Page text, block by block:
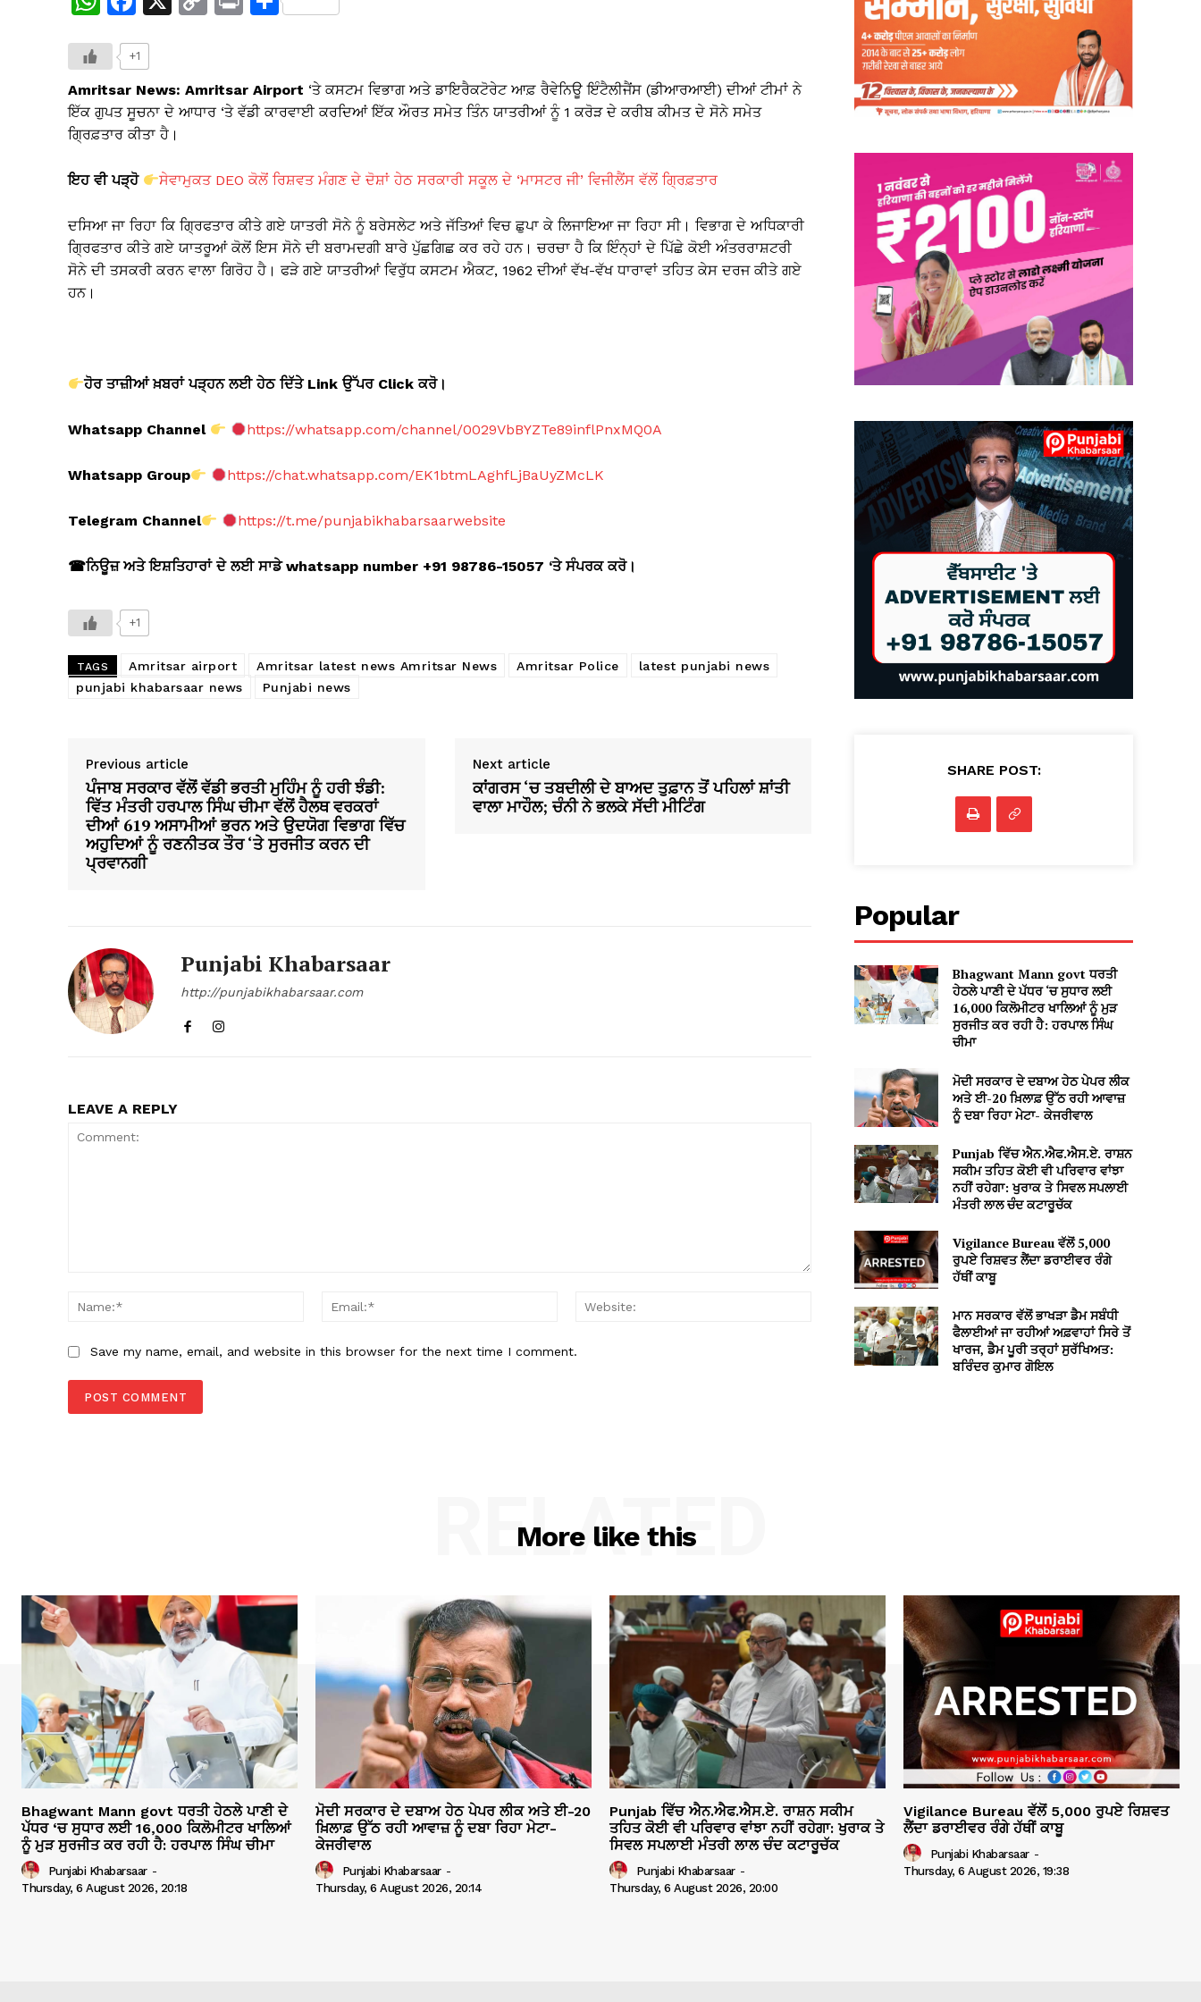
at
s
A
p
p
c
e
b
o
o
y
Li
k
e
+1
Amritsar News: Amritsar Airport ‘ਤੇ ਕਸਟਮ ਵਿਭਾਗ ਅਤੇ ਡਾਇਰੈਕਟੋਰੇਟ ਆਫ਼ ਰੈਵੇਨਿਊ ਇੰਟੈਲੀਜੈਂਸ (ਡੀਆਰਆਈ) ਦੀਆਂ ਟੀਮਾਂ ਨੇ
ਇੱਕ ਗੁਪਤ ਸੂਚਨਾ ਦੇ ਆਧਾਰ ‘ਤੇ ਵੱਡੀ ਕਾਰਵਾਈ ਕਰਦਿਆਂ ਇੱਕ ਔਰਤ ਸਮੇਤ ਤਿੰਨ ਯਾਤਰੀਆਂ ਨੂੰ 1 ਕਰੋੜ ਦੇ ਕਰੀਬ ਕੀਮਤ ਦੇ ਸੋਨੇ ਸਮੇਤ
ਗ੍ਰਿਫ਼ਤਾਰ ਕੀਤਾ ਹੈ।
ਇਹ ਵੀ ਪੜ੍ਹੋ ਸੇਵਾਮੁਕਤ DEO ਕੋਲੋਂ ਰਿਸ਼ਵਤ ਮੰਗਣ ਦੇ ਦੋਸ਼ਾਂ ਹੇਠ ਸਰਕਾਰੀ ਸਕੂਲ ਦੇ ‘ਮਾਸਟਰ ਜੀ’ ਵਿਜੀਲੈਂਸ ਵੱਲੋਂ ਗ੍ਰਿਫ਼ਤਾਰ
ਦਸਿਆ ਜਾ ਰਿਹਾ ਕਿ ਗ੍ਰਿਫਤਾਰ ਕੀਤੇ ਗਏ ਯਾਤਰੀ ਸੋਨੇ ਨੂੰ ਬਰੇਸਲੇਟ ਅਤੇ ਜੱਤਿਆਂ ਵਿਚ ਛੁਪਾ ਕੇ ਲਿਜਾਇਆ ਜਾ ਰਿਹਾ ਸੀ। ਵਿਭਾਗ ਦੇ ਅਧਿਕਾਰੀ
ਗ੍ਰਿਫਤਾਰ ਕੀਤੇ ਗਏ ਯਾਤਰੂਆਂ ਕੋਲੋਂ ਇਸ ਸੋਨੇ ਦੀ ਬਰਾਮਦਗੀ ਬਾਰੇ ਪੁੱਛਗਿਛ ਕਰ ਰਹੇ ਹਨ। ਚਰਚਾ ਹੈ ਕਿ ਇੰਨ੍ਹਾਂ ਦੇ ਪਿੱਛੇ ਕੋਈ ਅੰਤਰਰਾਸ਼ਟਰੀ
ਸੋਨੇ ਦੀ ਤਸਕਰੀ ਕਰਨ ਵਾਲਾ ਗਿਰੋਹ ਹੈ। ਫੜੇ ਗਏ ਯਾਤਰੀਆਂ ਵਿਰੁੱਧ ਕਸਟਮ ਐਕਟ, 1962 ਦੀਆਂ ਵੱਖ-ਵੱਖ ਧਾਰਾਵਾਂ ਤਹਿਤ ਕੇਸ ਦਰਜ ਕੀਤੇ ਗਏ
ਹਨ।
ਹੋਰ ਤਾਜ਼ੀਆਂ ਖ਼ਬਰਾਂ ਪੜ੍ਹਨ ਲਈ ਹੇਠ ਦਿੱਤੇ Linkਉੱਪਰ Clickਕਰੋ।
Whatsapp Channel https://whatsapp.com/channel/0029VbBYZTe89inflPnxMQ0A
Whatsapp Group https://chat.whatsapp.com/EK1btmLAghfLjBaUyZMcLK
Telegram Channel https://t.me/punjabikhabarsaarwebsite
☎ਨਿਊਜ਼ ਅਤੇ ਇਸ਼ਤਿਹਾਰਾਂ ਦੇ ਲਈ ਸਾਡੇ whatsapp number +91 98786-15057 ‘ਤੇ ਸੰਪਰਕ ਕਰੋ।
+1
TAGS Amritsar airport Amritsar latest news Amritsar News Amritsar Police
latest punjabi news
punjabi khabarsaar news
Punjabi news
Previous article
ਪੰਜਾਬ ਸਰਕਾਰ ਵੱਲੋਂ ਵੱਡੀ ਭਰਤੀ ਮੁਹਿੰਮ ਨੂੰ ਹਰੀ ਝੰਡੀ:
ਵਿੱਤ ਮੰਤਰੀ ਹਰਪਾਲ ਸਿੰਘ ਚੀਮਾ ਵੱਲੋਂ ਹੈਲਥ ਵਰਕਰਾਂ
ਦੀਆਂ 619 ਅਸਾਮੀਆਂ ਭਰਨ ਅਤੇ ਉਦਯੋਗ ਵਿਭਾਗ ਵਿੱਚ
ਅਹੁਦਿਆਂ ਨੂੰ ਰਣਨੀਤਕ ਤੌਰ ‘ਤੇ ਸੁਰਜੀਤ ਕਰਨ ਦੀ
ਪ੍ਰਵਾਨਗੀ
Next article
ਕਾਂਗਰਸ ‘ਚ ਤਬਦੀਲੀ ਦੇ ਬਾਅਦ ਤੁਫ਼ਾਨ ਤੋਂ ਪਹਿਲਾਂ ਸ਼ਾਂਤੀ
ਵਾਲਾ ਮਾਹੌਲ; ਚੰਨੀ ਨੇ ਭਲਕੇ ਸੱਦੀ ਮੀਟਿੰਗ
Punjabi Khabarsaar
http://punjabikhabarsaar.com
LEAVE A REPLY
Name:*
Email:*
Save my name, email, and website in this browser for the next time I comment.
SHARE POST:
Popular
Bhagwant Mann govt ਧਰਤੀ
ਹੇਠਲੇ ਪਾਣੀ ਦੇ ਪੱਧਰ ‘ਚ ਸੁਧਾਰ ਲਈ
16,000 ਕਿਲੋਮੀਟਰ ਖਾਲਿਆਂ ਨੂੰ ਮੁੜ
ਸੁਰਜੀਤ ਕਰ ਰਹੀ ਹੈ: ਹਰਪਾਲ ਸਿੰਘ
ਚੀਮਾ
ਮੋਦੀ ਸਰਕਾਰ ਦੇ ਦਬਾਅ ਹੇਠ ਪੇਪਰ ਲੀਕ
ਅਤੇ ਈ-20 ਖ਼ਿਲਾਫ਼ ਉੱਠ ਰਹੀ ਆਵਾਜ਼
ਨੂੰ ਦਬਾ ਰਿਹਾ ਮੇਟਾ- ਕੇਜਰੀਵਾਲ
Punjab ਵਿੱਚ ਐਨ.ਐਫ.ਐਸ.ਏ. ਰਾਸ਼ਨ
ਸਕੀਮ ਤਹਿਤ ਕੋਈ ਵੀ ਪਰਿਵਾਰ ਵਾਂਝਾ
ਨਹੀਂ ਰਹੇਗਾ: ਖੁਰਾਕ ਤੇ ਸਿਵਲ ਸਪਲਾਈ
ਮੰਤਰੀ ਲਾਲ ਚੰਦ ਕਟਾਰੂਚੱਕ
Vigilance Bureau ਵੱਲੋਂ 5,000
ਰੁਪਏ ਰਿਸ਼ਵਤ ਲੈਂਦਾ ਡਰਾਈਵਰ ਰੰਗੇ
ਹੱਥੀਂ ਕਾਬੂ
ਮਾਨ ਸਰਕਾਰ ਵੱਲੋਂ ਭਾਖੜਾ ਡੈਮ ਸਬੰਧੀ
ਫੈਲਾਈਆਂ ਜਾ ਰਹੀਆਂ ਅਫ਼ਵਾਹਾਂ ਸਿਰੇ ਤੋਂ
ਖਾਰਜ, ਡੈਮ ਪੂਰੀ ਤਰ੍ਹਾਂ ਸੁਰੱਖਿਅਤ:
ਬਰਿੰਦਰ ਕੁਮਾਰ ਗੋਇਲ
More like this
RELATED
Bhagwant Mann govt ਧਰਤੀ ਹੇਠਲੇ ਪਾਣੀ ਦੇ
ਪੱਧਰ ‘ਚ ਸੁਧਾਰ ਲਈ 16,000 ਕਿਲੋਮੀਟਰ ਖਾਲਿਆਂ
ਨੂੰ ਮੁੜ ਸੁਰਜੀਤ ਕਰ ਰਹੀ ਹੈ: ਹਰਪਾਲ ਸਿੰਘ ਚੀਮਾ
Punjabi Khabarsaar -
Thursday, 6 August 2026, 20:18
ਮੋਦੀ ਸਰਕਾਰ ਦੇ ਦਬਾਅ ਹੇਠ ਪੇਪਰ ਲੀਕ ਅਤੇ ਈ-20
ਖ਼ਿਲਾਫ਼ ਉੱਠ ਰਹੀ ਆਵਾਜ਼ ਨੂੰ ਦਬਾ ਰਿਹਾ ਮੇਟਾ-
ਕੇਜਰੀਵਾਲ
Punjabi Khabarsaar -
Thursday, 6 August 2026, 20:14
Punjab ਵਿੱਚ ਐਨ.ਐਫ.ਐਸ.ਏ. ਰਾਸ਼ਨ ਸਕੀਮ
ਤਹਿਤ ਕੋਈ ਵੀ ਪਰਿਵਾਰ ਵਾਂਝਾ ਨਹੀਂ ਰਹੇਗਾ: ਖੁਰਾਕ ਤੇ
ਸਿਵਲ ਸਪਲਾਈ ਮੰਤਰੀ ਲਾਲ ਚੰਦ ਕਟਾਰੂਚੱਕ
Punjabi Khabarsaar -
Thursday, 6 August 2026, 20:00
Vigilance Bureau ਵੱਲੋਂ 5,000 ਰੁਪਏ ਰਿਸ਼ਵਤ
ਲੈਂਦਾ ਡਰਾਈਵਰ ਰੰਗੇ ਹੱਥੀਂ ਕਾਬੂ
Punjabi Khabarsaar -
Thursday, 6 August 2026, 19:38